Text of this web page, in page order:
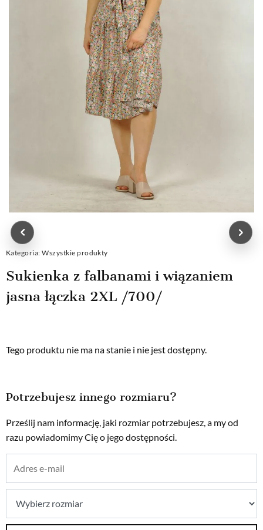
Kategoria: Wszystkie produkty
Sukienka z falbanami i wiązaniem
jasna łączka 2XL /700/
Tego produktu nie ma na stanie i nie jest dostępny.
Potrzebujesz innego rozmiaru?
Prześlij nam informację, jaki rozmiar potrzebujesz, a my od
razu powiadomimy Cię o jego dostępności.